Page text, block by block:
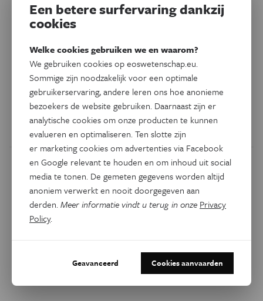
Gentse havensite recyclet
metaaldeeltjes uit restafval
De Valomet-site in de haven van Gent recupereert
aluminium-, koper- en zelfs gouddeeltjes uit restafval.
DoorLaurence Verhees
Een betere surfervaring dankzij
cookies
Welke cookies gebruiken we en waarom?
We gebruiken cookies op eoswetenschap.eu.
Sommige zijn noodzakelijk voor een optimale
gebruikerservaring, andere leren ons hoe anonieme
bezoekers de website gebruiken. Daarnaast zijn er
analytische cookies om onze producten te kunnen
evalueren en optimaliseren. Ten slotte zijn
er marketing cookies om advertenties via Facebook
en Google relevant te houden en om inhoud uit social
media te tonen. De gemeten gegevens worden altijd
anoniem verwerkt en nooit doorgegeven aan
derden.Meer informatie vindt u terug in onze Privacy
Policy.
Geavanceerd Cookies aanvaarden